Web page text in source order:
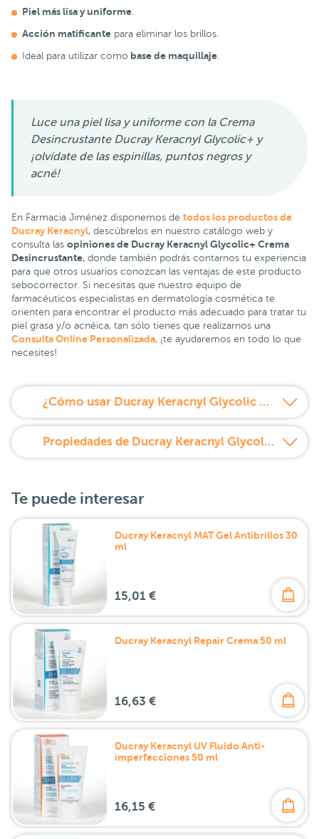
Piel más lisa y uniforme
Acción matificante para eliminar los brillos.
Ideal para utilizar como base de maquillaje
Luce una piel lisa y uniforme con la Crema
Desincrustante Ducray Keracnyl Glycolic+ y
¡olvídate de las espinillas, puntos negros y
acné!
En Farmacia Jiménez disponemos de todos los productos de
Ducray Keracnyl, descúbrelos en nuestro catálogo web y
consulta las opiniones de Ducray Keracnyl Glycolic+ Crema
Desincrustante, donde también podrás contarnos tu experiencia
para que otros usuarios conozcan las ventajas de este producto
sebocorrector. Si necesitas que nuestro equipo de
farmacéuticos especialistas en dermatología cosmética te
orienten para encontrar el producto más adecuado para tratar tu
piel grasa y/o acnéica, tan sólo tienes que realizarnos una
Consulta Online Personalizada, ¡te ayudaremos en todo lo que
necesites!
¿Cómo usar Ducray Keracnyl Glycolic Crema Desincrustante 30ml?
Propiedades de Ducray Keracnyl Glycolic Crema Desincrustante 30ml
Te puede interesar
Ducray Keracnyl MAT Gel Antibrillos 30
ml
15,01 €
Ducray Keracnyl Repair Crema 50 ml
16,63 €
Ducray Keracnyl UV Fluido Anti-
imperfecciones 50 ml
16,15 €